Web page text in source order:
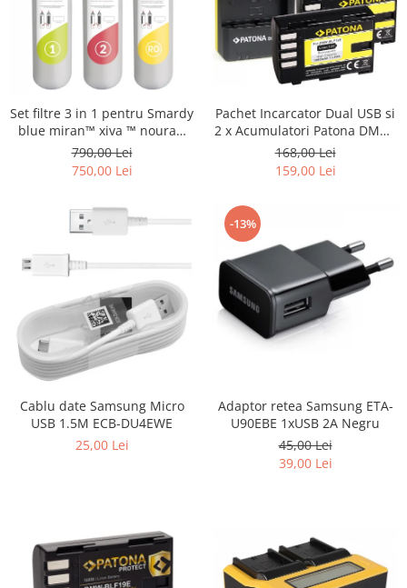
Set filtre 3 in 1 pentru Smardy
blue miran™ xiva ™ noura™
zagora ™ schimbare la 12 luni
790,00 Lei
750,00 Lei
Pachet Incarcator Dual USB si
2 x Acumulatori Patona DMW-
BLF19E pentru Panasonic
Lumix DC-GH5 DMC-GH4
168,00 Lei
159,00 Lei
Cablu date Samsung Micro
USB 1.5M ECB-DU4EWE
25,00 Lei
-13%
Adaptor retea Samsung ETA-
U90EBE 1xUSB 2A Negru
45,00 Lei
39,00 Lei